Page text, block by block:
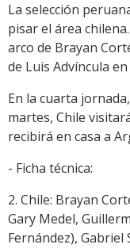
La selección
pisar el área
arco de Brayan
de Luis Advíncula
En la cuarta
martes, Chile
recibirá en casa a
- Ficha técnica:
2. Chile: Brayan
Gary Medel,
Fernández), Gabriel